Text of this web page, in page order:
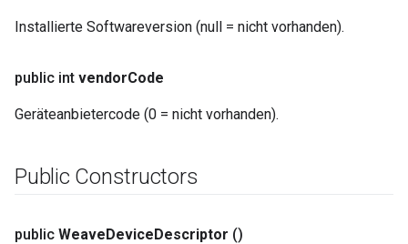
Installierte Softwareversion (null = nicht vorhanden).
public int vendorCode
Geräteanbietercode (0 = nicht vorhanden).
Public Constructors
public WeaveDeviceDescriptor ()